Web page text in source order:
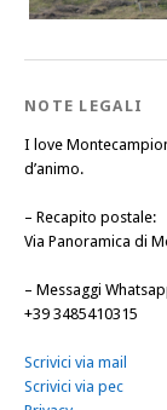
NOTE LEGALI
I love
d’animo.
– Recapito postale:
Via Panoramica di
– Messaggi
+39 3485410315
Scrivici via mail
Scrivici via pec